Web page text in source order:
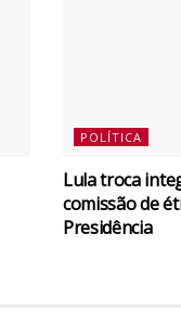
POLÍTICA
Lula troca
comissão de
Presidência